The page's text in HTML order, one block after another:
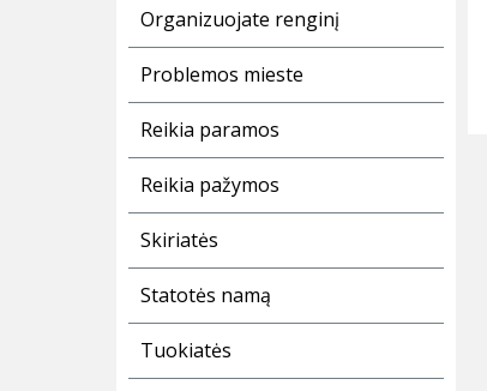
Organizuojate renginį
Problemos mieste
Reikia paramos
Reikia pažymos
Skiriatės
Statotės namą
Tuokiatės